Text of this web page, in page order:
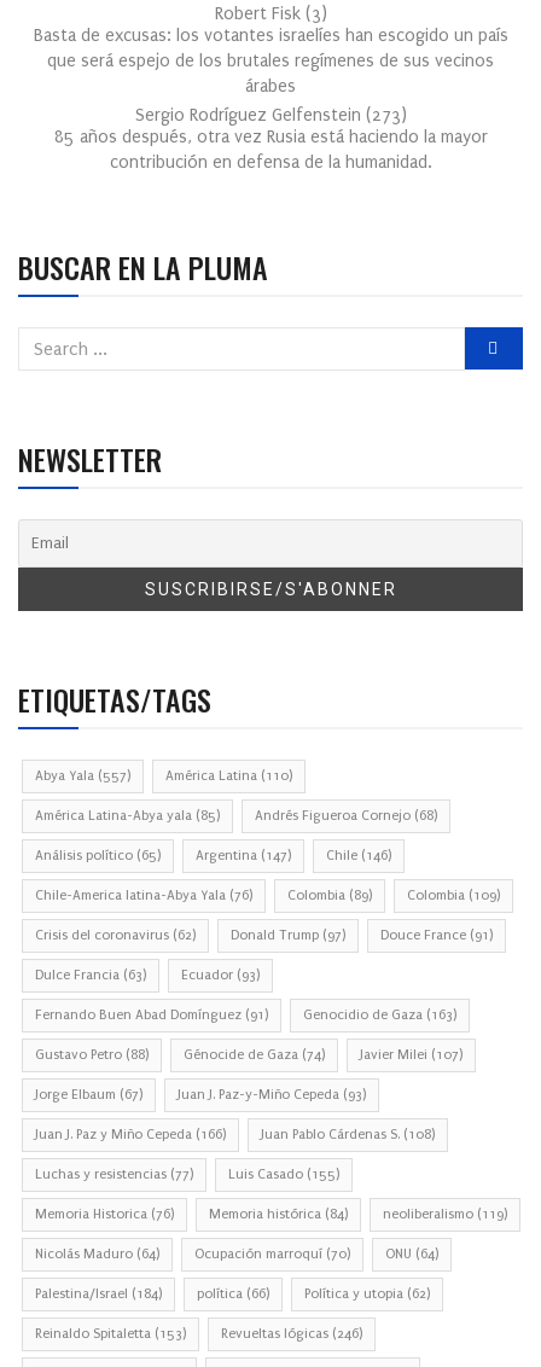
Robert Fisk (3)
Basta de excusas: los votantes israelíes han escogido un país
que será espejo de los brutales regímenes de sus vecinos
árabes
Sergio Rodríguez Gelfenstein (273)
85 años después, otra vez Rusia está haciendo la mayor
contribución en defensa de la humanidad.
BUSCAR EN LA PLUMA
NEWSLETTER
ETIQUETAS/TAGS
Abya Yala (557) América Latina (110)
América Latina-Abya yala (85) Andrés Figueroa Cornejo (68)
Análisis político (65) Argentina (147) Chile (146)
Chile-America latina-Abya Yala (76) Colombia (89) Colombia (109)
Crisis del coronavirus (62) Donald Trump (97) Douce France (91)
Dulce Francia (63) Ecuador (93)
Fernando Buen Abad Domínguez (91) Genocidio de Gaza (163)
Gustavo Petro (88) Génocide de Gaza (74) Javier Milei (107)
Jorge Elbaum (67) Juan J. Paz-y-Miño Cepeda (93)
Juan J. Paz y Miño Cepeda (166) Juan Pablo Cárdenas S. (108)
Luchas y resistencias (77) Luis Casado (155)
Memoria Historica (76) Memoria histórica (84) neoliberalismo (119)
Nicolás Maduro (64) Ocupación marroquí (70) ONU (64)
Palestina/Israel (184) política (66) Política y utopia (62)
Reinaldo Spitaletta (153) Revueltas lógicas (246)